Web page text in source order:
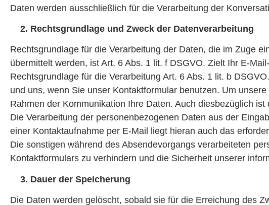
Daten werden ausschließlich für die Verarbeitung der
2. Rechtsgrundlage und Zweck der Datenverarbeitung
Rechtsgrundlage für die Verarbeitung der Daten, die im Zuge
übermittelt werden, ist Art. 6 Abs. 1 lit. f DSGVO. Zielt Ihr E-
Rechtsgrundlage für die Verarbeitung Art. 6 Abs. 1 lit. b
und uns, wenn Sie unser Kontaktformular benutzen. Um
Rahmen der Kommunikation Ihre Daten. Auch diesbezüglich
Die Verarbeitung der personenbezogenen Daten aus der
einer Kontaktaufnahme per E-Mail liegt hieran auch das
Die sonstigen während des Absendevorgangs verarbeiteten
Kontaktformulars zu verhindern und die Sicherheit unserer
3. Dauer der Speicherung
Die Daten werden gelöscht, sobald sie für die Erreichung des